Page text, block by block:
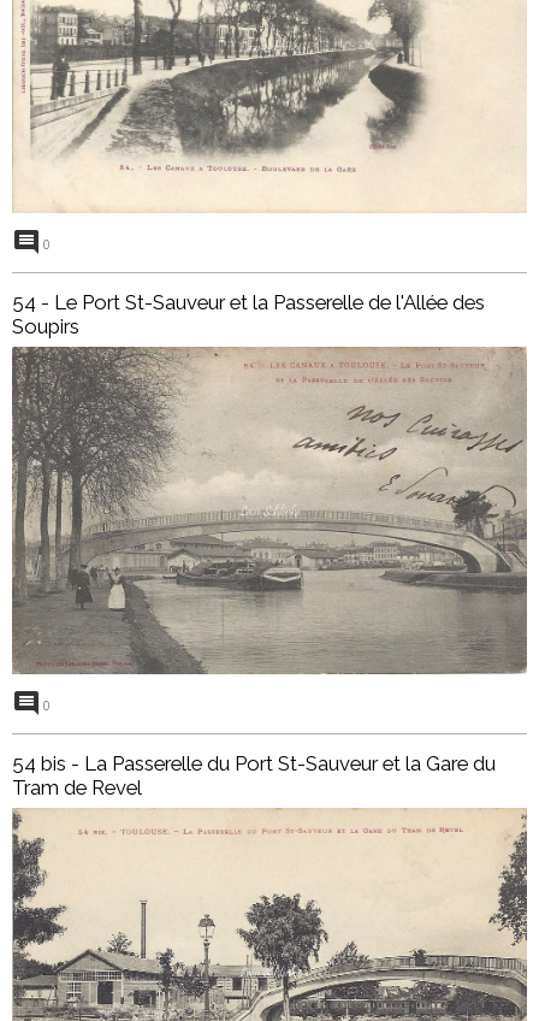
0
54 - Le Port St-Sauveur et la Passerelle de l'Allée des
Soupirs
0
54 bis - La Passerelle du Port St-Sauveur et la Gare du
Tram de Revel